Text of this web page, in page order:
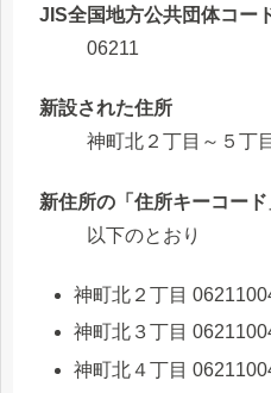
JIS全国地方公共団体コー
06211
新設された住所
神町北２丁目～５丁目
新住所の「住所キーコード
以下のとおり
神町北２丁目
神町北３丁目
神町北４丁目